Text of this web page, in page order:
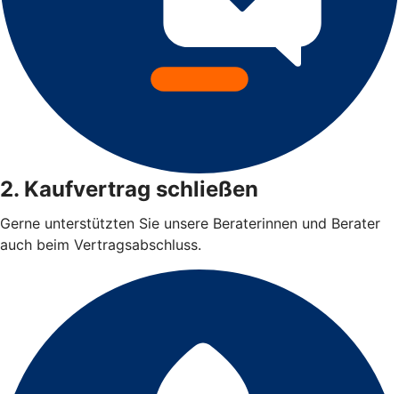
2. Kaufvertrag schließen
Gerne unterstützten Sie unsere Beraterinnen und Berater
auch beim Vertragsabschluss.